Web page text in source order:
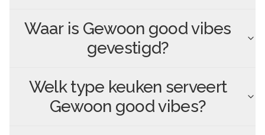
Waar is Gewoon good vibes
gevestigd?
Welk type keuken serveert
Gewoon good vibes?